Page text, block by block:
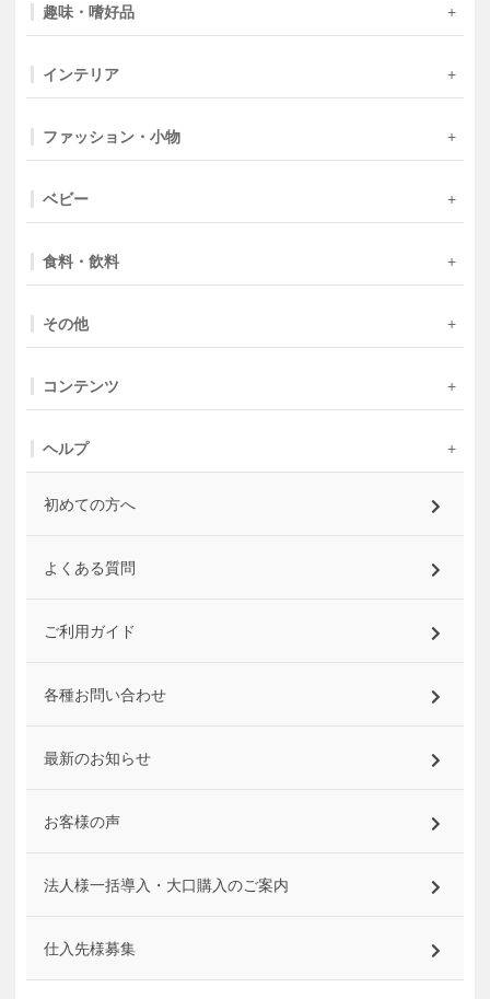
趣味・嗜好品
インテリア
ファッション・小物
ベビー
食料・飲料
その他
コンテンツ
ヘルプ
初めての方へ
よくある質問
ご利用ガイド
各種お問い合わせ
最新のお知らせ
お客様の声
法人様一括導入・大口購入のご案内
仕入先様募集